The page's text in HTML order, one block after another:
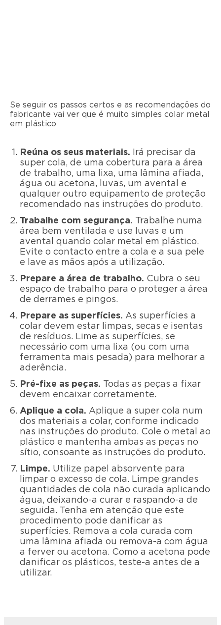
Se seguir os passos certos e as recomendações do
fabricante vai ver que é muito simples colar metal
em plástico
Reúna os seus materiais. Irá precisar da
super cola, de uma cobertura para a área
de trabalho, uma lixa, uma lâmina afiada,
água ou acetona, luvas, um avental e
qualquer outro equipamento de proteção
recomendado nas instruções do produto.
Trabalhe com segurança. Trabalhe numa
área bem ventilada e use luvas e um
avental quando colar metal em plástico.
Evite o contacto entre a cola e a sua pele
e lave as mãos após a utilização.
Prepare a área de trabalho. Cubra o seu
espaço de trabalho para o proteger a área
de derrames e pingos.
Prepare as superfícies. As superfícies a
colar devem estar limpas, secas e isentas
de resíduos. Lime as superfícies, se
necessário com uma lixa (ou com uma
ferramenta mais pesada) para melhorar a
aderência.
Pré-fixe as peças. Todas as peças a fixar
devem encaixar corretamente.
Aplique a cola. Aplique a super cola num
dos materiais a colar, conforme indicado
nas instruções do produto. Cole o metal ao
plástico e mantenha ambas as peças no
sítio, consoante as instruções do produto.
Limpe. Utilize papel absorvente para
limpar o excesso de cola. Limpe grandes
quantidades de cola não curada aplicando
água, deixando-a curar e raspando-a de
seguida. Tenha em atenção que este
procedimento pode danificar as
superfícies. Remova a cola curada com
uma lâmina afiada ou remova-a com água
a ferver ou acetona. Como a acetona pode
danificar os plásticos, teste-a antes de a
utilizar.